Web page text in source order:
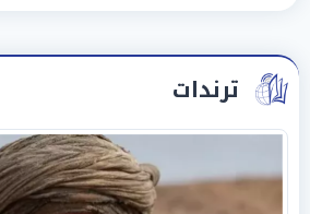
ترندات